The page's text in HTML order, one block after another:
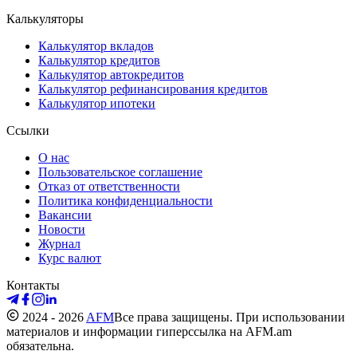
Калькуляторы
Калькулятор вкладов
Калькулятор кредитов
Калькулятор автокредитов
Калькулятор рефинансирования кредитов
Калькулятор ипотеки
Ссылки
О нас
Пользовательское соглашение
Отказ от ответственности
Политика конфиденциальности
Вакансии
Новости
Журнал
Курс валют
Контакты
2024 - 2026 AFMВсе права защищены. При использовании
материалов и информации гиперссылка на AFM.am
обязательна.